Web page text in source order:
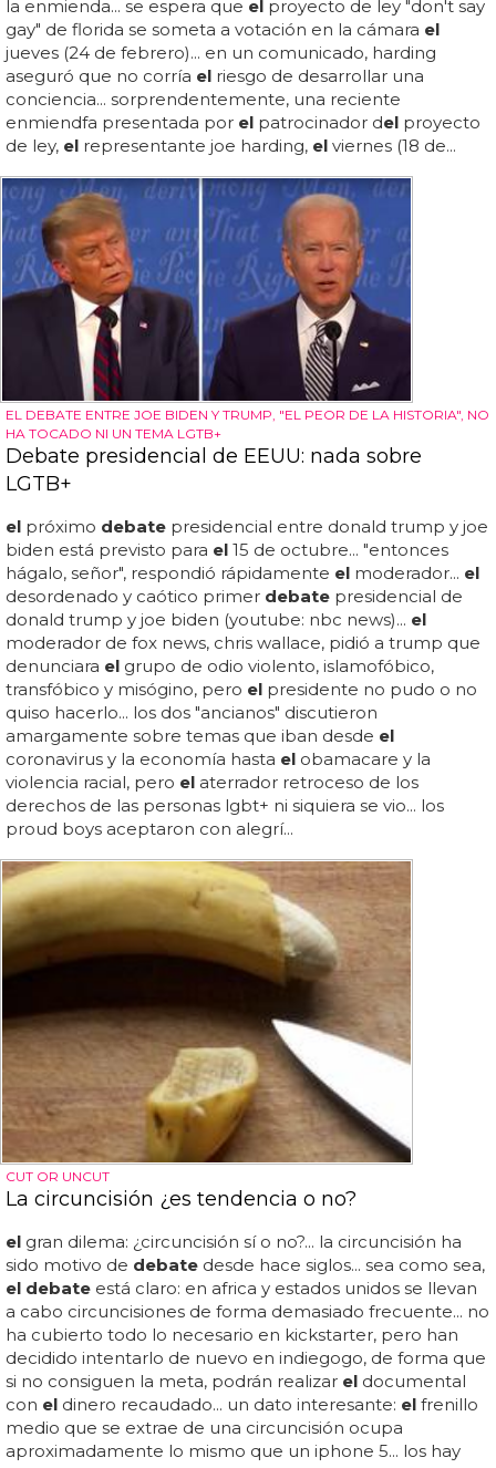
la enmienda... se espera que el proyecto de ley "don't say
gay" de florida se someta a votación en la cámara el
jueves (24 de febrero)... en un comunicado, harding
aseguró que no corría el riesgo de desarrollar una
conciencia... sorprendentemente, una reciente
enmiendfa presentada por el patrocinador del proyecto
de ley, el representante joe harding, el viernes (18 de...
EL DEBATE ENTRE JOE BIDEN Y TRUMP, "EL PEOR DE LA HISTORIA", NO
HA TOCADO NI UN TEMA LGTB+
Debate presidencial de EEUU: nada sobre
LGTB+
el próximo debate presidencial entre donald trump y joe
biden está previsto para el 15 de octubre... "entonces
hágalo, señor", respondió rápidamente el moderador... el
desordenado y caótico primer debate presidencial de
donald trump y joe biden (youtube: nbc news)... el
moderador de fox news, chris wallace, pidió a trump que
denunciara el grupo de odio violento, islamofóbico,
transfóbico y misógino, pero el presidente no pudo o no
quiso hacerlo... los dos "ancianos" discutieron
amargamente sobre temas que iban desde el
coronavirus y la economía hasta el obamacare y la
violencia racial, pero el aterrador retroceso de los
derechos de las personas lgbt+ ni siquiera se vio... los
proud boys aceptaron con alegrí...
CUT OR UNCUT
La circuncisión ¿es tendencia o no?
el gran dilema: ¿circuncisión sí o no?... la circuncisión ha
sido motivo de debate desde hace siglos... sea como sea,
el debate está claro: en africa y estados unidos se llevan
a cabo circuncisiones de forma demasiado frecuente... no
ha cubierto todo lo necesario en kickstarter, pero han
decidido intentarlo de nuevo en indiegogo, de forma que
si no consiguen la meta, podrán realizar el documental
con el dinero recaudado... un dato interesante: el frenillo
medio que se extrae de una circuncisión ocupa
aproximadamente lo mismo que un iphone 5... los hay